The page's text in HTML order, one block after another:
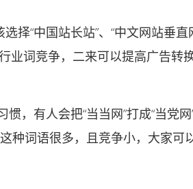
“中国站长站”、“中文网站垂直
词竞争，二来可以提高广告转换
有人会把“当当网”打成“当党网
种词语很多，且竞争小，大家可